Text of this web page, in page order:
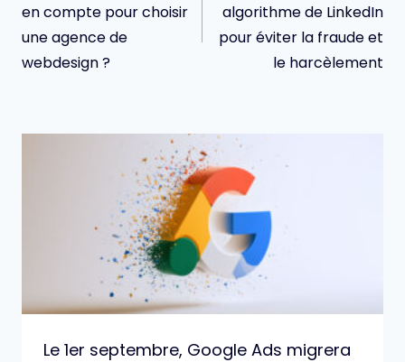
l’article
en compte pour choisir
une agence de
webdesign ?
algorithme de LinkedIn
pour éviter la fraude et
le harcèlement
Le 1er septembre, Google Ads migrera